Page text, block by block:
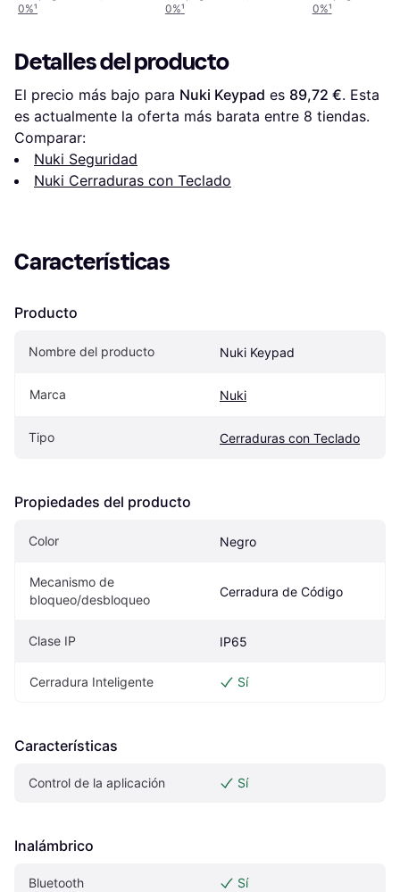
0%¹
0%¹
0%¹
Detalles del producto
El precio más bajo para Nuki Keypad es 89,72 €. Esta
es actualmente la oferta más barata entre 8 tiendas.
Comparar:
Nuki Seguridad
Nuki Cerraduras con Teclado
Características
Producto
Nombre del producto Nuki Keypad
Marca Nuki
Tipo Cerraduras con Teclado
Propiedades del producto
Color Negro
Mecanismo de
bloqueo/desbloqueo
Cerradura de Código
Clase IP IP65
Cerradura Inteligente Sí
Características
Control de la aplicación Sí
Inalámbrico
Bluetooth Sí